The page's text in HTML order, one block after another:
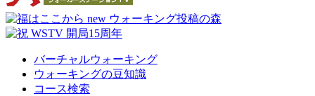
バーチャルウォーキング
ウォーキングの豆知識
コース検索